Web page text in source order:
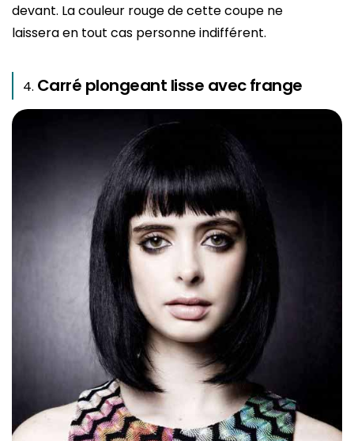
devant. La couleur rouge de cette coupe ne
laissera en tout cas personne indifférent.
Carré plongeant lisse avec frange